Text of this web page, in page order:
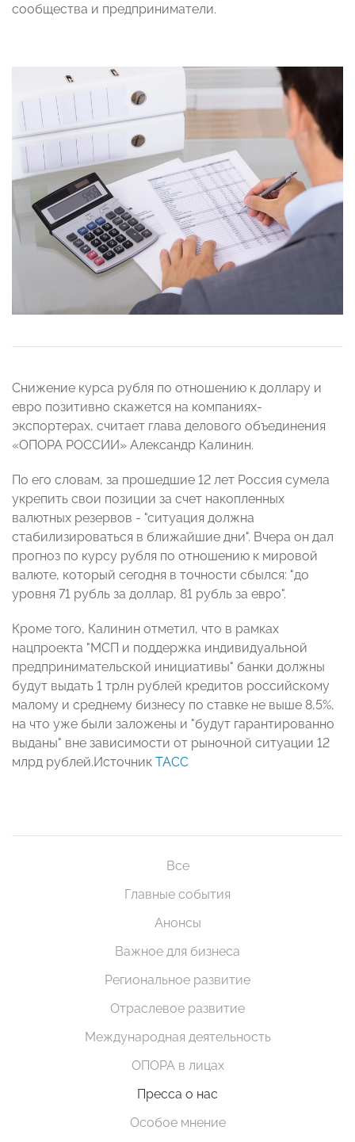
сообщества и предприниматели.
Снижение курса рубля по отношению к доллару и
евро позитивно скажется на компаниях-
экспортерах, считает глава делового объединения
«ОПОРА РОССИИ» Александр Калинин.
По его словам, за прошедшие 12 лет Россия сумела
укрепить свои позиции за счет накопленных
валютных резервов - "ситуация должна
стабилизироваться в ближайшие дни". Вчера он дал
прогноз по курсу рубля по отношению к мировой
валюте, который сегодня в точности сбылся: "до
уровня 71 рубль за доллар, 81 рубль за евро".
Кроме того, Калинин отметил, что в рамках
нацпроекта "МСП и поддержка индивидуальной
предпринимательской инициативы" банки должны
будут выдать 1 трлн рублей кредитов российскому
малому и среднему бизнесу по ставке не выше 8,5%,
на что уже были заложены и "будут гарантированно
выданы" вне зависимости от рыночной ситуации 12
млрд рублей.Источник ТАСС
Все
Главные события
Анонсы
Важное для бизнеса
Региональное развитие
Отраслевое развитие
Международная деятельность
ОПОРА в лицах
Пресса о нас
Особое мнение